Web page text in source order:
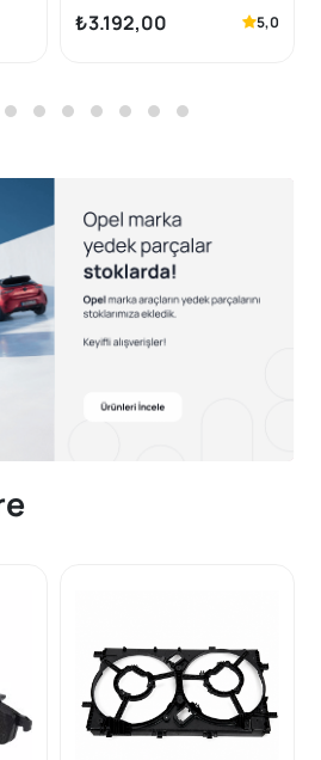
Siyah Orijinal
₺3.192,00 5,0